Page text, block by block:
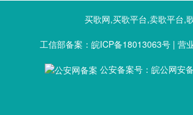
买歌网,买歌平台,卖歌平台,
工信部备案：皖ICP备18013063号 | 营
公安备案号：皖公网安